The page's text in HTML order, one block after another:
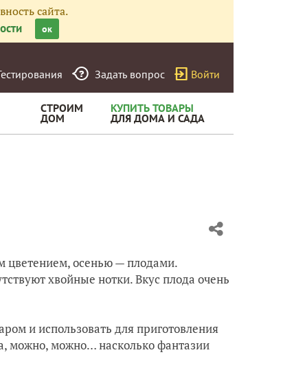
сайта.
ок
Задать вопрос Войти
СТРОИМ
ДОМ
КУПИТЬ ТОВАРЫ
ДЛЯ ДОМА И САДА
цветением, осенью — плодами.
хвойные нотки. Вкус плода очень
и использовать для приготовления
можно, можно… насколько фантазии